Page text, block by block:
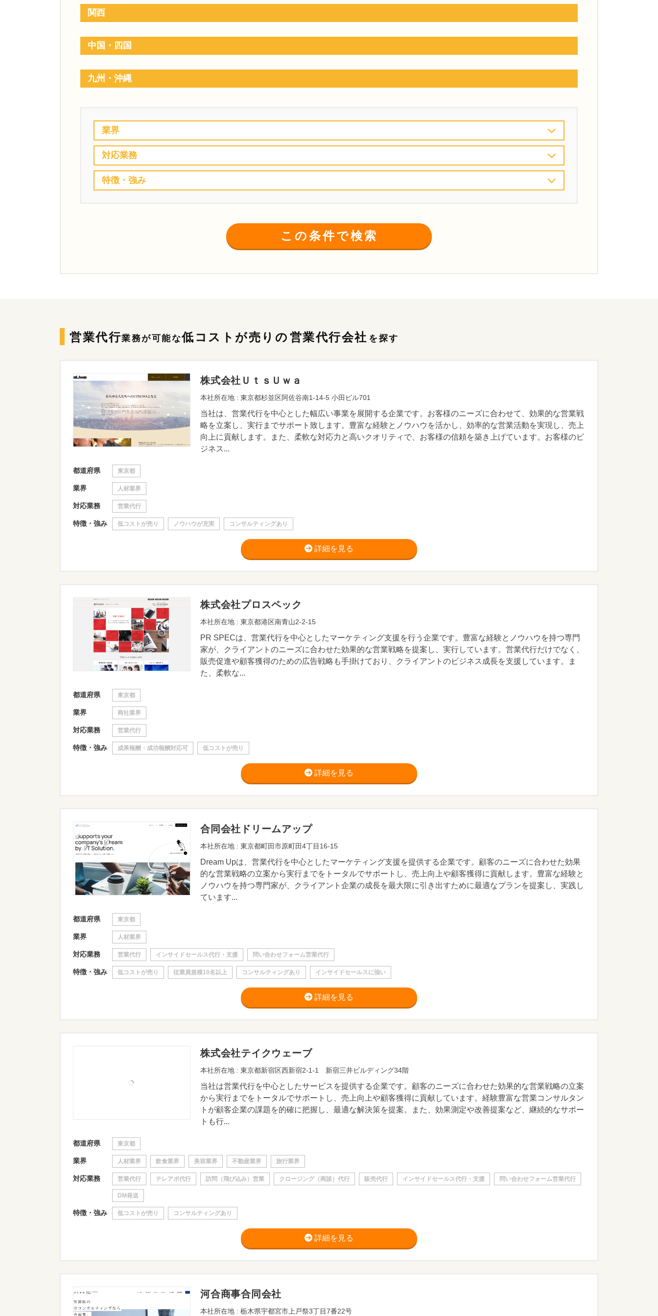
関西
中国・四国
九州・沖縄
業界
対応業務
特徴・強み
この条件で検索
営業代行業務が可能な低コストが売りの 営業代行会社 を探す
株式会社ＵｔｓＵｗａ
本社所在地 : 東京都杉並区阿佐谷南1-14-5 小田ビル701
当社は、営業代行を中心とした幅広い事業を展開する企業です。お客様のニーズに合わせて、効果的な営業戦
略を立案し、実行までサポート致します。豊富な経験とノウハウを活かし、効率的な営業活動を実現し、売上
向上に貢献します。また、柔軟な対応力と高いクオリティで、お客様の信頼を築き上げています。お客様のビ
ジネス...
都道府県 東京都
業界 人材業界
対応業務 営業代行
特徴・強み 低コストが売り ノウハウが充実 コンサルティングあり
詳細を見る
株式会社プロスペック
本社所在地 : 東京都港区南青山2-2-15
PR SPECは、営業代行を中心としたマーケティング支援を行う企業です。豊富な経験とノウハウを持つ専門
家が、クライアントのニーズに合わせた効果的な営業戦略を提案し、実行しています。営業代行だけでなく、
販売促進や顧客獲得のための広告戦略も手掛けており、クライアントのビジネス成長を支援しています。ま
た、柔軟な...
都道府県 東京都
業界 商社業界
対応業務 営業代行
特徴・強み 成果報酬・成功報酬対応可 低コストが売り
詳細を見る
合同会社ドリームアップ
本社所在地 : 東京都町田市原町田4丁目16-15
Dream Upは、営業代行を中心としたマーケティング支援を提供する企業です。顧客のニーズに合わせた効果
的な営業戦略の立案から実行までをトータルでサポートし、売上向上や顧客獲得に貢献します。豊富な経験と
ノウハウを持つ専門家が、クライアント企業の成長を最大限に引き出すために最適なプランを提案し、実践し
ています...
都道府県 東京都
業界 人材業界
対応業務 営業代行 インサイドセールス代行・支援 問い合わせフォーム営業代行
特徴・強み 低コストが売り 従業員規模10名以上 コンサルティングあり インサイドセールスに強い
詳細を見る
株式会社テイクウェーブ
本社所在地 : 東京都新宿区西新宿2-1-1 新宿三井ビルディング34階
当社は営業代行を中心としたサービスを提供する企業です。顧客のニーズに合わせた効果的な営業戦略の立案
から実行までをトータルでサポートし、売上向上や顧客獲得に貢献しています。経験豊富な営業コンサルタン
トが顧客企業の課題を的確に把握し、最適な解決策を提案。また、効果測定や改善提案など、継続的なサポー
トも行...
都道府県 東京都
業界 人材業界 飲食業界 美容業界 不動産業界 旅行業界
対応業務 営業代行 テレアポ代行 訪問（飛び込み）営業 クロージング（商談）代行 販売代行 インサイドセールス代行・支援 問い合わせフォーム営業代行
DM発送
特徴・強み 低コストが売り コンサルティングあり
詳細を見る
河合商事合同会社
本社所在地 : 栃木県宇都宮市上戸祭3丁目7番22号